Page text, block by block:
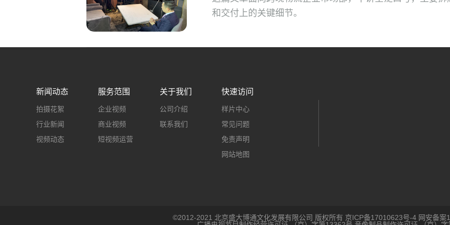
和交付上的关键细节。
新闻动态
拍摄花絮
行业新闻
视频动态
服务范围
企业视频
商业视频
短视频运营
关于我们
公司介绍
联系我们
快速访问
样片中心
常见问题
免责声明
网站地图
©2012-2021 北京盛大博通文化发展有限公司 版权所有 京ICP备17010623号-4 网安备案